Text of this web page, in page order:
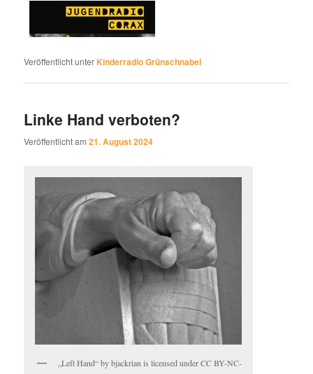
Veröffentlicht unterKinderradio Grünschnabel
Linke Hand verboten?
Veröffentlicht am21. August 2024
„Left Hand“ by bjackrian is licensed under CC BY-NC-